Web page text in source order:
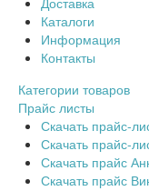
Каталоги
Информация
Контакты
Категории товаров
Прайс листы
Скачать прайс-
Скачать прайс-
Скачать прайс
Скачать прайс